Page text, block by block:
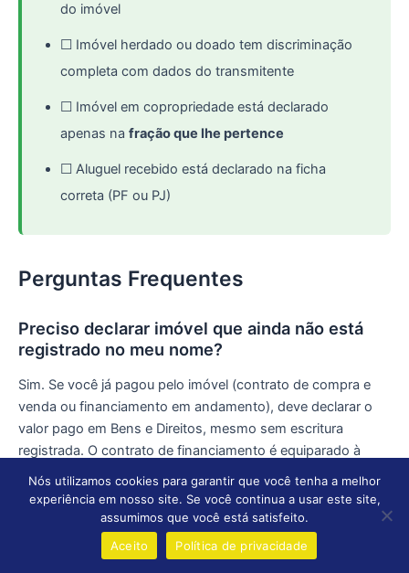
do imóvel
☐ Imóvel herdado ou doado tem discriminação
completa com dados do transmitente
☐ Imóvel em copropriedade está declarado
apenas na fração que lhe pertence
☐ Aluguel recebido está declarado na ficha
correta (PF ou PJ)
Perguntas Frequentes
Preciso declarar imóvel que ainda não está
registrado no meu nome?
Sim. Se você já pagou pelo imóvel (contrato de compra e
venda ou financiamento em andamento), deve declarar o
valor pago em Bens e Direitos, mesmo sem escritura
registrada. O contrato de financiamento é equiparado à
escritura pública para fins do IR.
Posso deduzir o imóvel do Imposto de Renda?
Não diretamente. O imóvel em si não gera dedução na
Nós utilizamos cookies para garantir que você tenha a melhor
experiência em nosso site. Se você continua a usar este site,
assumimos que você está satisfeito.
Aceito
Política de privacidade